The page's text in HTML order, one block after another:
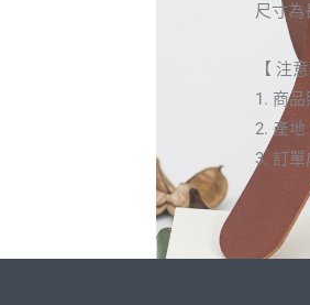
尺寸為
【 注
1. 商
2. 產地
3. 訂